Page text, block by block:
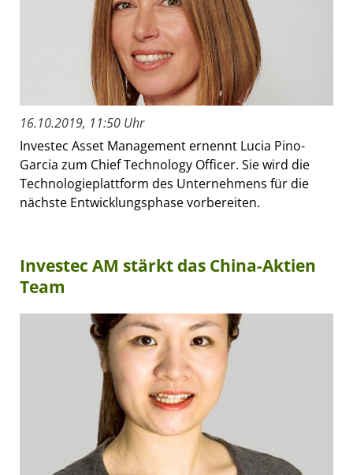
16.10.2019, 11:50 Uhr
Investec Asset Management ernennt Lucia Pino-
Garcia zum Chief Technology Officer. Sie wird die
Technologieplattform des Unternehmens für die
nächste Entwicklungsphase vorbereiten.
Investec AM stärkt das China-Aktien
Team